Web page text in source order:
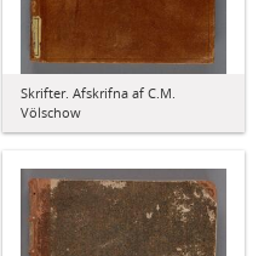
Skrifter. Afskrifna af C.M.
Völschow